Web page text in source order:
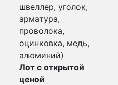
швеллер, уголок,
арматура,
проволока,
оцинковка, медь,
алюминий)
Лот с открытой
ценой